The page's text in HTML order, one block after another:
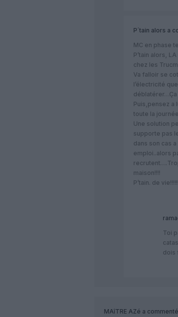
P´tain alors a
MC en phase
P’tain alors,
chez les
Va falloir se
l’électricité
déblatérer…Ça
Puis,pensez a
toute la
Une solution
supporte pas
dans son cas
emploi..alors
maison!!!!
P’tain. de
Toi
dois
MAîTRE AZé a